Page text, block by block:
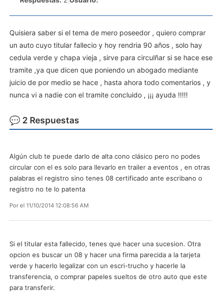
Quisiera saber si el tema de mero poseedor , quiero comprar
un auto cuyo titular fallecio y hoy rendria 90 años , solo hay
cedula verde y chapa vieja , sirve para circulñar si se hace ese
tramite ,ya que dicen que poniendo un abogado mediante
juicio de por medio se hace , hasta ahora todo comentarios , y
nunca vi a nadie con el tramite concluido , ¡¡¡ ayuda !!!!!
💬 2 Respuestas
Algún club te puede darlo de alta cono clásico pero no podes
circular con el es solo para llevarlo en trailer a eventos , en otras
palabras el registro sino tenes 08 certificado ante escribano o
registro no te lo patenta
Por el 11/10/2014 12:08:56 AM
Si el titular esta fallecido, tenes que hacer una sucesion. Otra
opcion es buscar un 08 y hacer una firma parecida a la tarjeta
verde y hacerlo legalizar con un escri-trucho y hacerle la
transferencia, o comprar papeles sueltos de otro auto que este
para transferir.